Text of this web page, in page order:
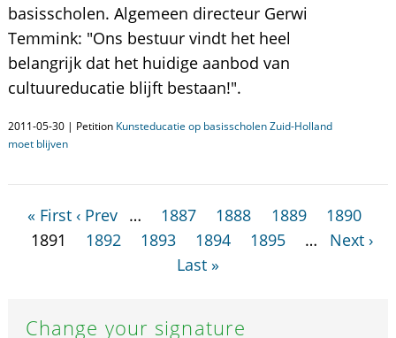
basisscholen. Algemeen directeur Gerwi
Temmink: "Ons bestuur vindt het heel
belangrijk dat het huidige aanbod van
cultuureducatie blijft bestaan!".
2011-05-30 | Petition Kunsteducatie op basisscholen Zuid-Holland
moet blijven
« First ‹ Prev … 1887 1888 1889
1890
1891
1892 1893 1894 1895 …
Next ›
Last »
Change your signature